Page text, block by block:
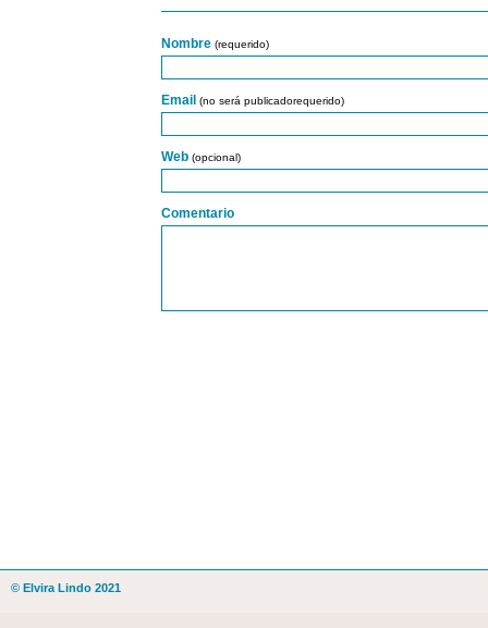
Nombre (requerido)
Email (no será publicadorequerido)
Web (opcional)
Comentario
© Elvira Lindo 2021